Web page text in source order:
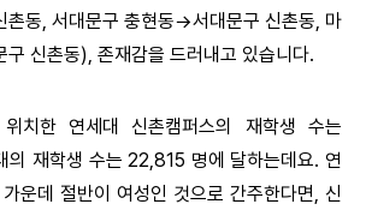
동, 서대문구 충현동→서대문구 신촌동, 마
신촌동), 존재감을 드러내고 있습니다.
치한 연세대 신촌캠퍼스의 재학생 수는
재학생 수는 22,815 명에 달하는데요. 연
운데 절반이 여성인 것으로 간주한다면, 신